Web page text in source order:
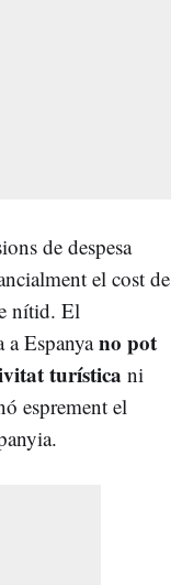
de despesa
el cost de
nítid. El
a Espanyano pot
turística ni
esprement el